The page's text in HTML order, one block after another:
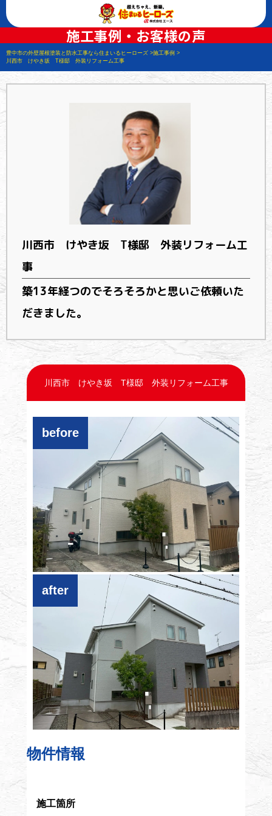
施工事例・お客様の声
豊中市の外壁屋根塗装と防水工事なら住まいるヒーローズ
施工事例
川西市 けやき坂 T様邸 外装リフォーム工事
川西市 けやき坂 T様邸 外装リフォーム工
事
築13年経つのでそろそろかと思いご依頼いた
だきました。
川西市 けやき坂 T様邸 外装リフォーム工事
物件情報
施工箇所